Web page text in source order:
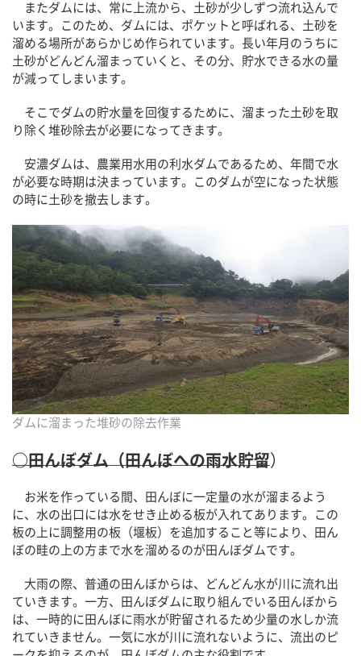
またダムには、常に上流から、土砂が少しずつ流れ込んで
います。このため、ダムには、ポケットと呼ばれる、土砂を
溜める場所があらかじめ作られています。長い年月のうちに
土砂がどんどん溜まっていくと、その分、貯水できる水の量
が減ってしまいます。
そこでダムの貯水量を回復するために、溜まった土砂を取
り除く堆砂除去が必要になってきます。
安濃ダムは、農業用水用の利水ダムであるため、年間で水
が必要な時期は決まっています。このダムが空になった状態
の時に土砂を撤去します。
ダムに溜まった堆砂の除去作業
○田んぼダム（田んぼへの雨水貯留）
お米を作っている間、田んぼに一定量の水が溜まるよう
に、水の出口には水をせき止める板が入れてあります。この
板の上に調整用の板（堰板）を追加すること等により、田ん
ぼの畦の上の方まで水を溜めるのが田んぼダムです。
大雨の際、普通の田んぼからは、どんどん水が川に流れ出
ていきます。一方、田んぼダムに取り組んでいる田んぼから
は、一時的に田んぼに雨水が貯留されるため少量の水しか流
れていきません。一気に水が川に流れないように、流出のピ